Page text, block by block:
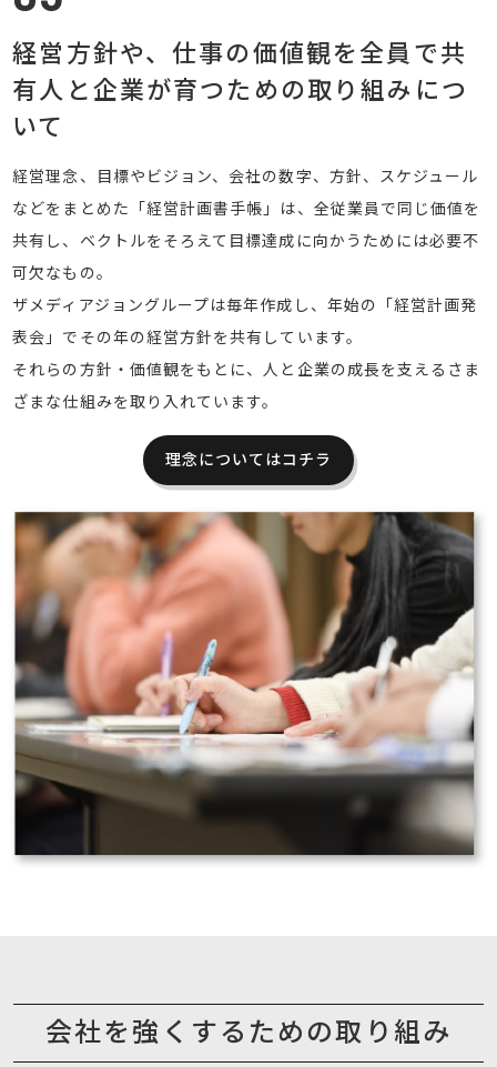
経営方針や、仕事の価値観を全員で共
有 人と企業が育つための取り組みにつ
いて
経営理念、目標やビジョン、会社の数字、方針、スケジュール
などをまとめた「経営計画書手帳」は、全従業員で同じ価値を
共有し、ベクトルをそろえて目標達成に向かうためには必要不
可欠なもの。
ザメディアジョングループは毎年作成し、年始の「経営計画発
表会」でその年の経営方針を共有しています。
それらの方針・価値観をもとに、人と企業の成長を支えるさま
ざまな仕組みを取り入れています。
理念についてはコチラ
会社を強くするための取り組み